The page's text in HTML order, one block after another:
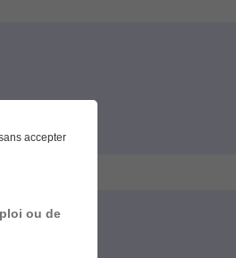
accepter
ou de